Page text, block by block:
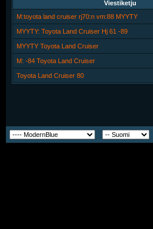
Viestiketju
M:toyota land cruiser rj70:n vm:88 MYYTY
MYYTY: Toyota Land Cruiser Hj 61 -89
MYYTY Toyota Land Cruiser
M: -84 Toyota Land Cruiser
Toyota Land Cruiser 80